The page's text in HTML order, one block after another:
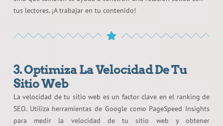
tus lectores. ¡A trabajar en tu contenido!
3. Optimiza La Velocidad De Tu
Sitio Web
La velocidad de tu sitio web es un factor clave en el ranking de
SEO. Utiliza herramientas de Google como PageSpeed Insights
para medir la velocidad de tu sitio web y obtener